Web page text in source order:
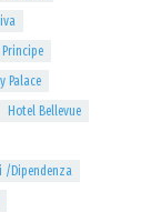
Palace
Hotel Bellevue
/Dipendenza